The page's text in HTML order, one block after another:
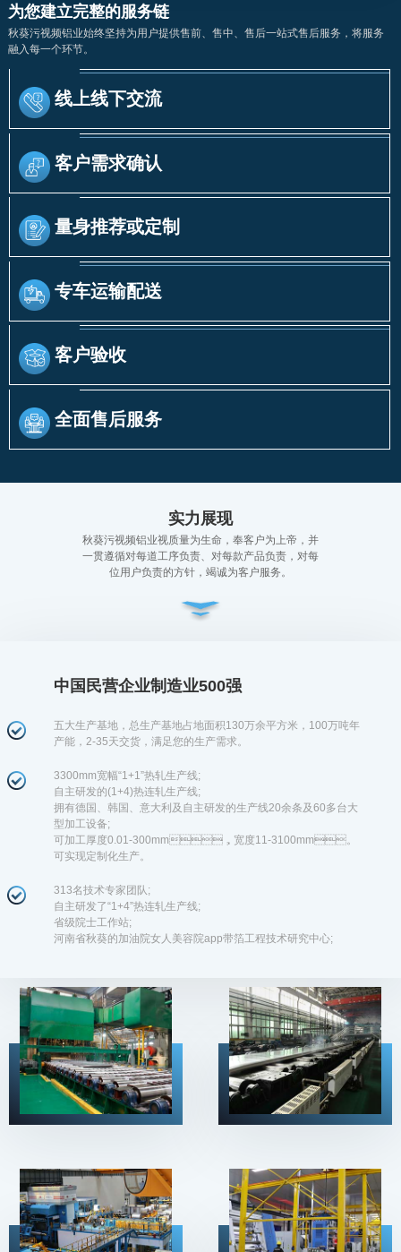
为您建立完整的服务链
秋葵污视频铝业始终坚持为用户提供售前、售中、售后一站式售后服务，将服务
融入每一个环节。
线上线下交流
客户需求确认
量身推荐或定制
专车运输配送
客户验收
全面售后服务
实力展现
秋葵污视频铝业视质量为生命，奉客户为上帝，并
一贯遵循对每道工序负责、对每款产品负责，对每
位用户负责的方针，竭诚为客户服务。
中国民营企业制造业500强
五大生产基地，总生产基地占地面积130万余平方米，100万吨年
产能，2-35天交货，满足您的生产需求。
3300mm宽幅“1+1”热轧生产线;
自主研发的(1+4)热连轧生产线;
拥有德国、韩国、意大利及自主研发的生产线20余条及60多台大
型加工设备;
可加工厚度0.01-300mm，宽度11-3100mm。
可实现定制化生产。
313名技术专家团队;
自主研发了“1+4”热连轧生产线;
省级院士工作站;
河南省秋葵的加油院女人美容院app带箔工程技术研究中心;